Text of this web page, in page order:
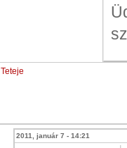
Teteje
2011, január 7 - 14:21